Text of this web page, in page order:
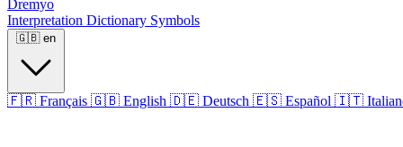
Dremyo
Interpretation Dictionary Symbols
🇬🇧 en
🇫🇷 Français 🇬🇧 English 🇩🇪 Deutsch 🇪🇸 Español 🇮🇹